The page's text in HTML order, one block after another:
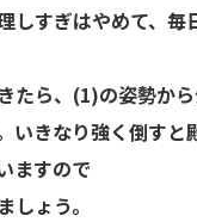
しすぎはやめて、毎
たら、(1)の姿勢か
いきなり強く倒すと
ますので
しょう。